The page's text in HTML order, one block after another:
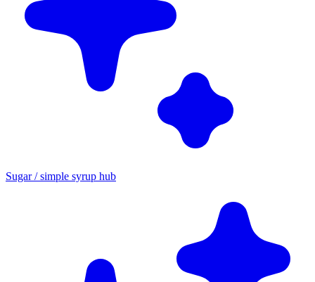
Sugar / simple syrup hub